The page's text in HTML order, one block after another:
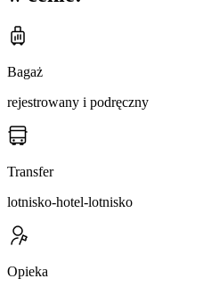
Bagaż
rejestrowany i podręczny
Transfer
lotnisko-hotel-lotnisko
Opieka